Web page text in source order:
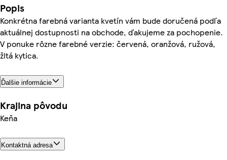
Popis
Konkrétna farebná varianta kvetín vám bude doručená podľa
aktuálnej dostupnosti na obchode, ďakujeme za pochopenie.
V ponuke rôzne farebné verzie: červená, oranžová, ružová,
žltá kytica.
Ďalšie informácie
Krajina pôvodu
Keňa
Kontaktná adresa